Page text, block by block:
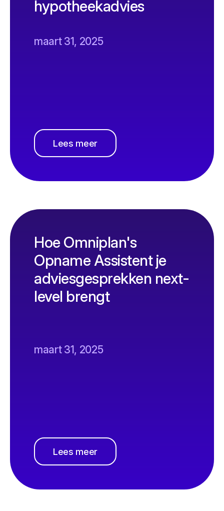
hypotheekadvies
maart 31, 2025
Lees meer
Hoe Omniplan's
Opname Assistent je
adviesgesprekken next-
level brengt
maart 31, 2025
Lees meer